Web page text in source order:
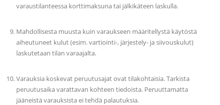
varaustilanteessa korttimaksuna tai jälkikäteen laskulla.
Mahdollisesta muusta kuin varaukseen määritellystä käytöstä
aiheutuneet kulut (esim. vartiointi-, järjestely- ja siivouskulut)
laskutetaan tilan varaajalta.
Varauksia koskevat peruutusajat ovat tilakohtaisia. Tarkista
peruutusaika varattavan kohteen tiedoista. Peruuttamatta
jääneistä varauksista ei tehdä palautuksia.